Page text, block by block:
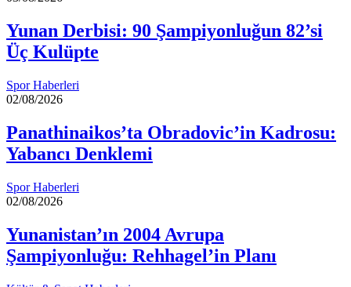
Yunan Derbisi: 90 Şampiyonluğun 82’si
Üç Kulüpte
Spor Haberleri
02/08/2026
Panathinaikos’ta Obradovic’in Kadrosu:
Yabancı Denklemi
Spor Haberleri
02/08/2026
Yunanistan’ın 2004 Avrupa
Şampiyonluğu: Rehhagel’in Planı